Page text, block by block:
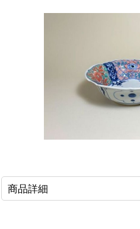
商品詳細